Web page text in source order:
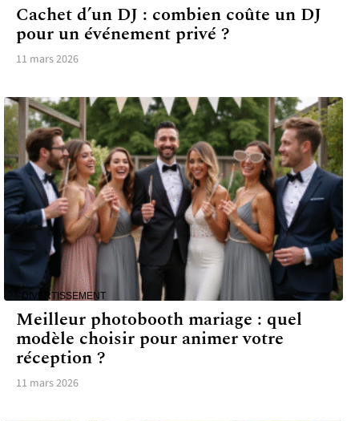
Cachet d’un DJ : combien coûte un DJ
pour un événement privé ?
11 mars 2026
DIVERTISSEMENT
Meilleur photobooth mariage : quel
modèle choisir pour animer votre
réception ?
11 mars 2026